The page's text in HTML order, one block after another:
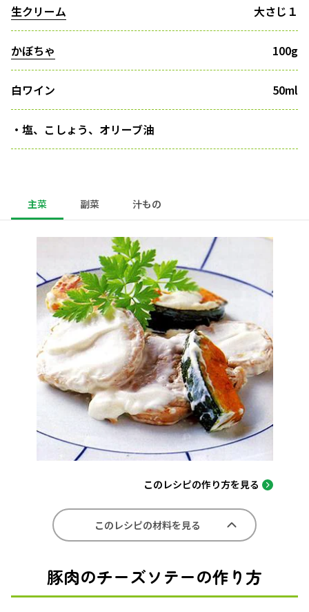
生クリーム 大さじ１
かぼちゃ 100g
白ワイン 50ml
・塩、こしょう、オリーブ油
主菜 副菜 汁もの
このレシピの作り方を見る
このレシピの材料を見る
豚肉のチーズソテーの作り方